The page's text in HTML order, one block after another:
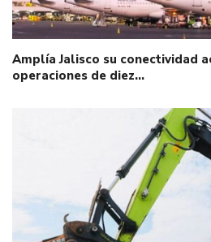
Amplía Jalisco su conectividad
operaciones de diez…